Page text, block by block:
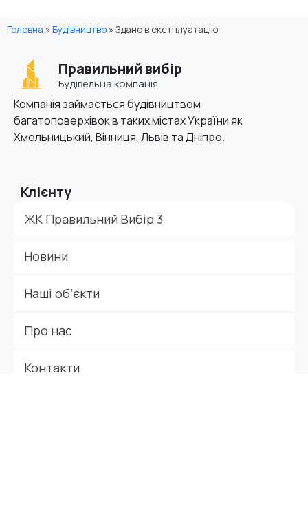
Головна » Будівництво » Здано в екстплуатацію
Правильний вибір
Будівельна компанія
Компанія займається будівництвом
багатоповерхівок в таких містах України як
Хмельницький, Вінниця, Львів та Дніпро.
Клієнту
ЖК Правильний Вибір 3
Новини
Наші об’єкти
Про нас
Контакти